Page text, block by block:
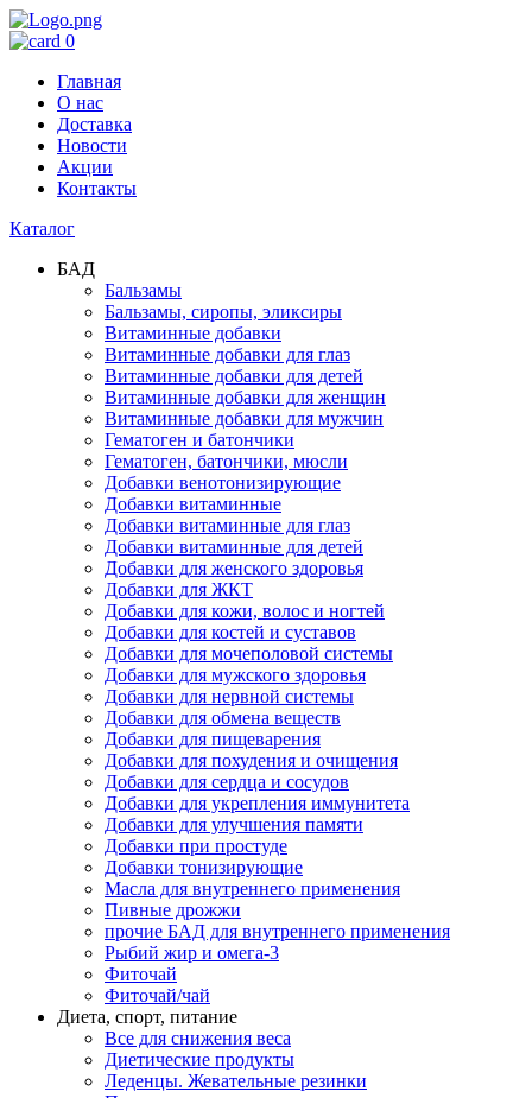
0
Главная
О нас
Доставка
Новости
Акции
Контакты
Каталог
БАД
Бальзамы
Бальзамы, сиропы, эликсиры
Витаминные добавки
Витаминные добавки для глаз
Витаминные добавки для детей
Витаминные добавки для женщин
Витаминные добавки для мужчин
Гематоген и батончики
Гематоген, батончики, мюсли
Добавки венотонизирующие
Добавки витаминные
Добавки витаминные для глаз
Добавки витаминные для детей
Добавки для женского здоровья
Добавки для ЖКТ
Добавки для кожи, волос и ногтей
Добавки для костей и суставов
Добавки для мочеполовой системы
Добавки для мужского здоровья
Добавки для нервной системы
Добавки для обмена веществ
Добавки для пищеварения
Добавки для похудения и очищения
Добавки для сердца и сосудов
Добавки для укрепления иммунитета
Добавки для улучшения памяти
Добавки при простуде
Добавки тонизирующие
Масла для внутреннего применения
Пивные дрожжи
прочие БАД для внутреннего применения
Рыбий жир и омега-3
Фиточай
Фиточай/чай
Диета, спорт, питание
Все для снижения веса
Диетические продукты
Леденцы. Жевательные резинки